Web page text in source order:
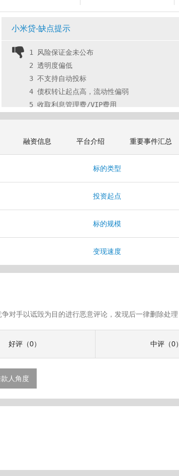
小米贷-缺点提示
1 风险保证金未公布
2 透明度偏低
3 不支持自动投标
4 债权转让起点高，流动性偏弱
5 收取利息管理费/VIP费用
融资信息 平台介绍 重要事件汇总
标的类型
投资起点
标的规模
变现速度
对手以诋毁为目的进行恶意评论，发现后一律删除处理
好评（0） 中评（0）
人角度